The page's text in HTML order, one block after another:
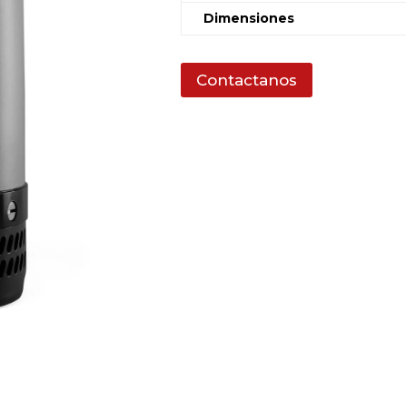
Dimensiones
Contactanos